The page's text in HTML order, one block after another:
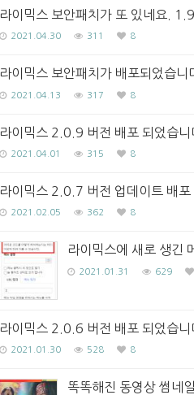
라이믹스 보안패치가 또 있네요.
2021.04.30 311 8
라이믹스 보안패치가 배포되었습
2021.04.13 317 8
라이믹스 2.0.9 버전 배포 되었습니
2021.04.01 315 8
라이믹스 2.0.7 버전 업데이트 배포
2021.02.05 362 8
라이믹스에 새로 생긴
2021.01.31 629
라이믹스 2.0.6 버전 배포 되었습니
2021.01.30 528 8
똑똑해진 동영상 썸네